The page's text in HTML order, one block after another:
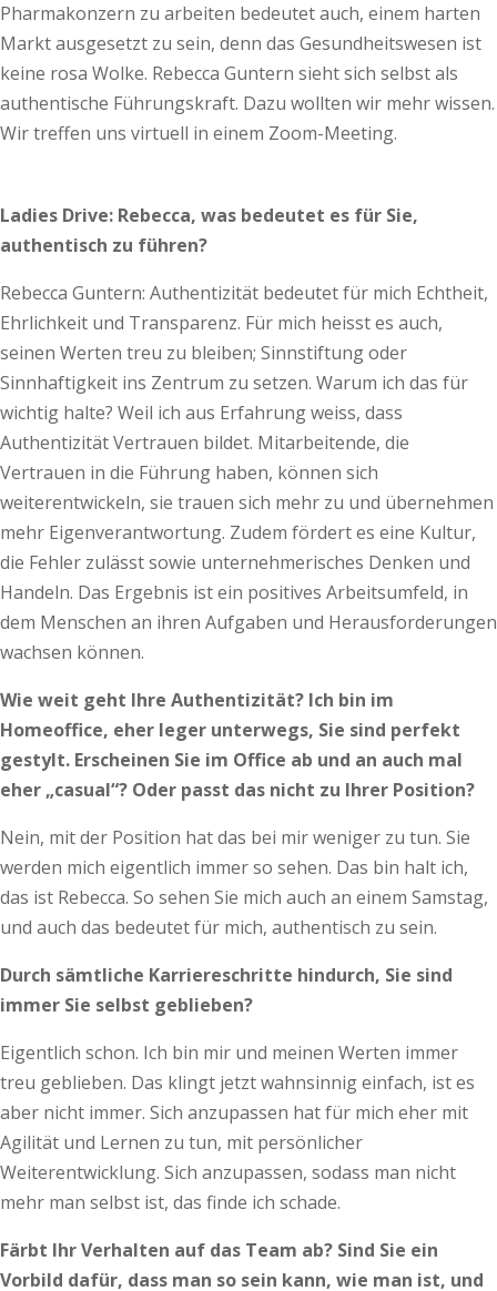
Pharmakonzern zu arbeiten bedeutet auch, einem harten
Markt ausgesetzt zu sein, denn das Gesundheitswesen ist
keine rosa Wolke. Rebecca Guntern sieht sich selbst als
authentische Führungskraft. Dazu wollten wir mehr wissen.
Wir treffen uns virtuell in einem Zoom-Meeting.
Ladies Drive: Rebecca, was bedeutet es für Sie,
authentisch zu führen?
Rebecca Guntern: Authentizität bedeutet für mich Echtheit,
Ehrlichkeit und Transparenz. Für mich heisst es auch,
seinen Werten treu zu bleiben; Sinnstiftung oder
Sinnhaftigkeit ins Zentrum zu setzen. Warum ich das für
wichtig halte? Weil ich aus Erfahrung weiss, dass
Authentizität Vertrauen bildet. Mitarbeitende, die
Vertrauen in die Führung haben, können sich
weiterentwickeln, sie trauen sich mehr zu und übernehmen
mehr Eigenverantwortung. Zudem fördert es eine Kultur,
die Fehler zulässt sowie unternehmerisches Denken und
Handeln. Das Ergebnis ist ein positives Arbeitsumfeld, in
dem Menschen an ihren Aufgaben und Herausforderungen
wachsen können.
Wie weit geht Ihre Authentizität? Ich bin im
Homeoffice, eher leger unterwegs, Sie sind perfekt
gestylt. Erscheinen Sie im Office ab und an auch mal
eher „casual“? Oder passt das nicht zu Ihrer Position?
Nein, mit der Position hat das bei mir weniger zu tun. Sie
werden mich eigentlich immer so sehen. Das bin halt ich,
das ist Rebecca. So sehen Sie mich auch an einem Samstag,
und auch das bedeutet für mich, authentisch zu sein.
Durch sämtliche Karriereschritte hindurch, Sie sind
immer Sie selbst geblieben?
Eigentlich schon. Ich bin mir und meinen Werten immer
treu geblieben. Das klingt jetzt wahnsinnig einfach, ist es
aber nicht immer. Sich anzupassen hat für mich eher mit
Agilität und Lernen zu tun, mit persönlicher
Weiterentwicklung. Sich anzupassen, sodass man nicht
mehr man selbst ist, das finde ich schade.
Färbt Ihr Verhalten auf das Team ab? Sind Sie ein
Vorbild dafür, dass man so sein kann, wie man ist, und